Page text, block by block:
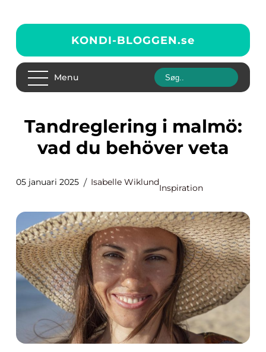
KONDI-BLOGGEN.se
Menu
Tandreglering i malmö:
vad du behöver veta
05 januari 2025 Isabelle Wiklund
Inspiration